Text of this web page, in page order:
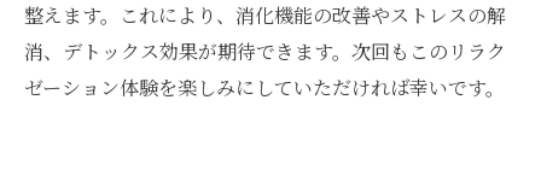
整えます。これにより、消化機能の改善やストレスの解
消、デトックス効果が期待できます。次回もこのリラク
ゼーション体験を楽しみにしていただければ幸いです。